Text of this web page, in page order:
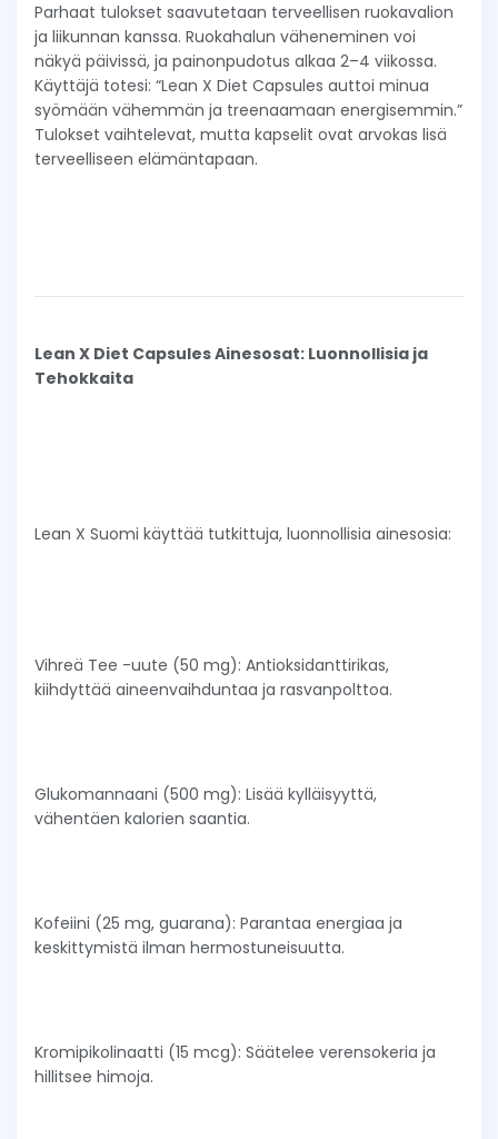
Parhaat tulokset saavutetaan terveellisen ruokavalion
ja liikunnan kanssa. Ruokahalun väheneminen voi
näkyä päivissä, ja painonpudotus alkaa 2–4 viikossa.
Käyttäjä totesi: “Lean X Diet Capsules auttoi minua
syömään vähemmän ja treenaamaan energisemmin.”
Tulokset vaihtelevat, mutta kapselit ovat arvokas lisä
terveelliseen elämäntapaan.
Lean X Diet Capsules Ainesosat: Luonnollisia ja
Tehokkaita
Lean X Suomi käyttää tutkittuja, luonnollisia ainesosia:
Vihreä Tee -uute (50 mg): Antioksidanttirikas,
kiihdyttää aineenvaihduntaa ja rasvanpolttoa.
Glukomannaani (500 mg): Lisää kylläisyyttä,
vähentäen kalorien saantia.
Kofeiini (25 mg, guarana): Parantaa energiaa ja
keskittymistä ilman hermostuneisuutta.
Kromipikolinaatti (15 mcg): Säätelee verensokeria ja
hillitsee himoja.